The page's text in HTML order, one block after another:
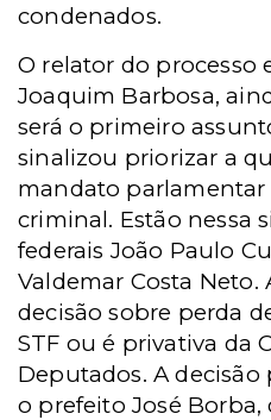
condenados.
O relator do processo
Joaquim Barbosa,
será o primeiro
sinalizou priorizar a
mandato
criminal. Estão nessa
federais João Paulo
Valdemar Costa Neto.
decisão sobre perda
STF ou é privativa da
Deputados. A
o prefeito José Borba,